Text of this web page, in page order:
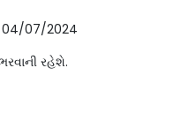
07/2024
રહેશે.